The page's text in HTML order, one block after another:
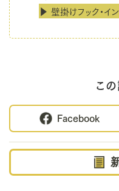
▶ 壁掛けフック・イ
こ
Facebook